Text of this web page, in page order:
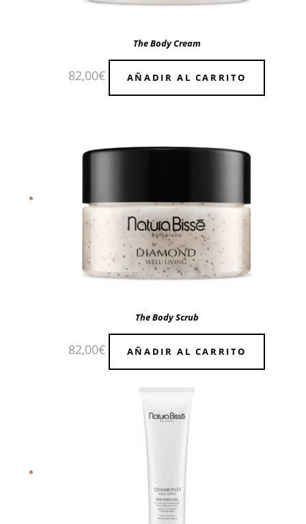
The Body Cream
82,00€ AÑADIR AL CARRITO
The Body Scrub
82,00€ AÑADIR AL CARRITO